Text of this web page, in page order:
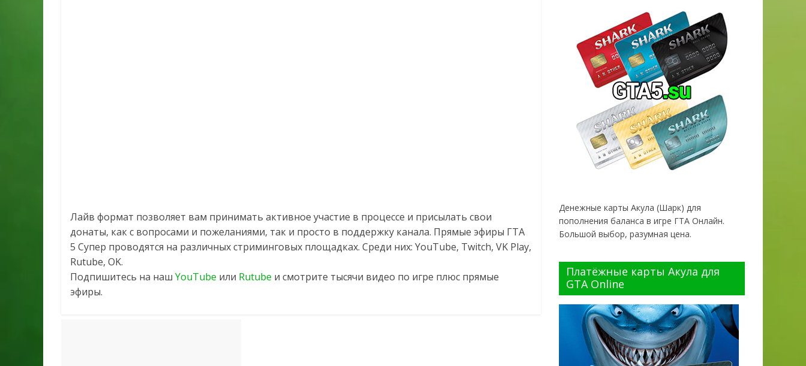
Лайв формат позволяет вам принимать активное участие в процессе и присылать свои
донаты, как с вопросами и пожеланиями, так и просто в поддержку канала. Прямые эфиры ГТА
5 Супер проводятся на различных стриминговых площадках. Среди них: YouTube, Twitch, VK Play,
Rutube, OK.
Подпишитесь на наш YouTube или Rutube и смотрите тысячи видео по игре плюс прямые
эфиры.
Денежные карты Акула (Шарк) для
пополнения баланса в игре ГТА Онлайн.
Большой выбор, разумная цена.
Платёжные карты Акула для
GTA Online